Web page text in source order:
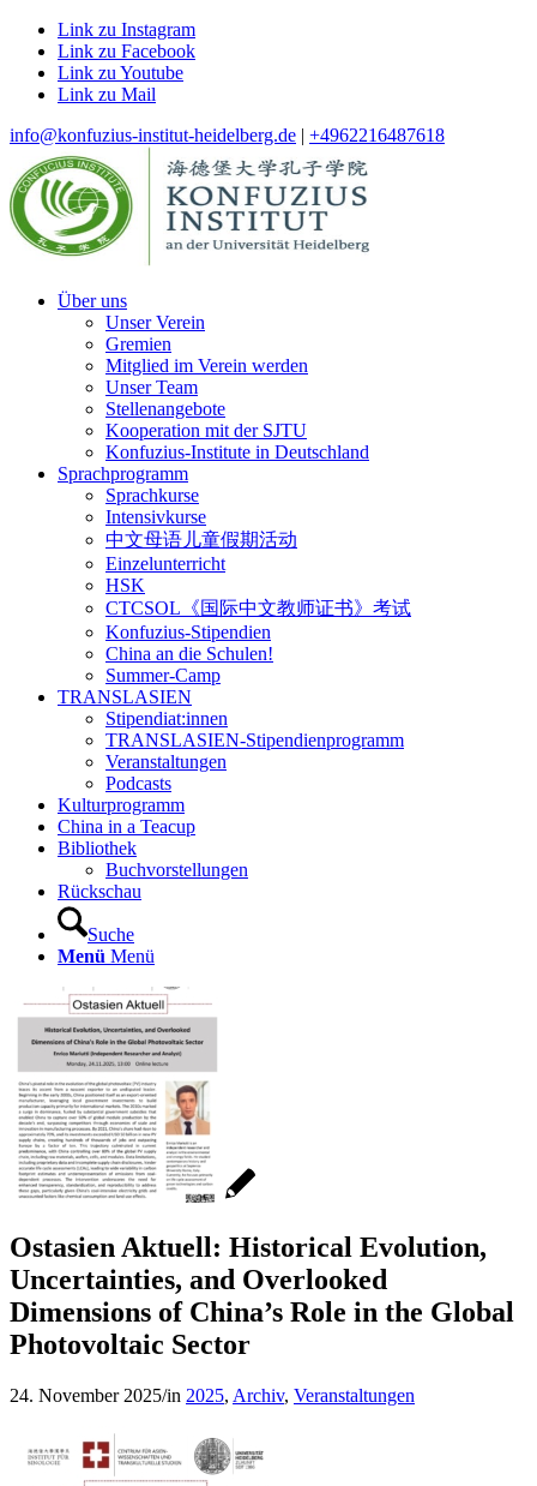
Link zu Instagram
Link zu Facebook
Link zu Youtube
Link zu Mail
info@konfuzius-institut-heidelberg.de | +4962216487618
Über uns
Unser Verein
Gremien
Mitglied im Verein werden
Unser Team
Stellenangebote
Kooperation mit der SJTU
Konfuzius-Institute in Deutschland
Sprachprogramm
Sprachkurse
Intensivkurse
中文母语儿童假期活动
Einzelunterricht
HSK
CTCSOL《国际中文教师证书》考试
Konfuzius-Stipendien
China an die Schulen!
Summer-Camp
TRANSLASIEN
Stipendiat:innen
TRANSLASIEN-Stipendienprogramm
Veranstaltungen
Podcasts
Kulturprogramm
China in a Teacup
Bibliothek
Buchvorstellungen
Rückschau
Suche
Menü Menü
Ostasien Aktuell: Historical Evolution,
Uncertainties, and Overlooked
Dimensions of China’s Role in the Global
Photovoltaic Sector
24. November 2025/in 2025, Archiv, Veranstaltungen